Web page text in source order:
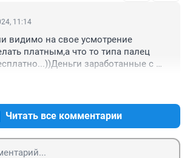
11:14
видимо на свое усмотрение
платным,а что то типа палец
заработанные с
людей...многие просто
за мед.помощью.
Читать все комментарии